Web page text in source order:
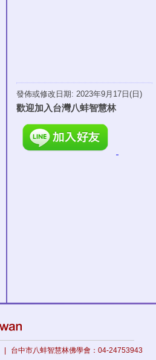
台中市八蚌智慧林佛學會：04-24753943